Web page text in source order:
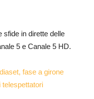
sfide in dirette delle
5 e Canale 5 HD.
fase a girone
telespettatori